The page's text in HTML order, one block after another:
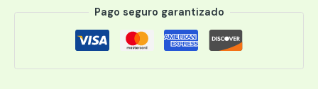
Pago seguro garantizado